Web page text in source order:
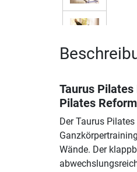
Taurus
Pilates
Der Taurus
Wände. Der